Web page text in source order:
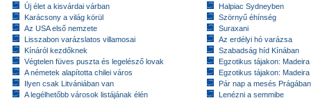
Új élet a kisvárdai várban
Karácsony a világ körül
Az USA első nemzete
Lisszabon varázslatos villamosai
Kínáról kezdőknek
Végtelen füves puszta és legelésző lovak
A németek alapította chilei város
Ilyen csak Litvániában van
A legélhetőbb városok listájának élén
Halpiac Sydneyben
Szörnyű éhínség
Suraxani
Az erdélyi hó varázsa
Szabadság híd Kínában
Egzotikus tájakon:
Egzotikus tájakon:
Pár nap a mesés Prágában
Lenézni a semmibe